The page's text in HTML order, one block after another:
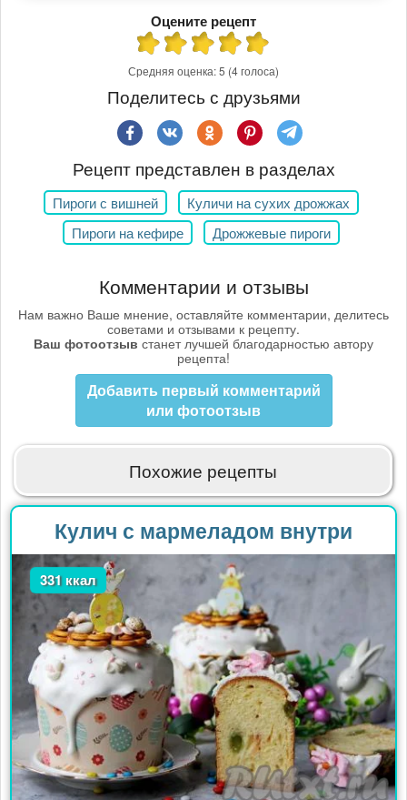
Оцените рецепт
Средняя оценка:5 (4 голоса)
Поделитесь с друзьями
Рецепт представлен в разделах
Пироги с вишней
Куличи на сухих дрожжах
Пироги на кефире
Дрожжевые пироги
Комментарии и отзывы
Нам важно Ваше мнение, оставляйте комментарии, делитесь
советами и отзывами к рецепту.
Ваш фотоотзыв станет лучшей благодарностью автору
рецепта!
Добавить первый комментарий
или фотоотзыв
Похожие рецепты
Кулич с мармеладом внутри
331 ккал